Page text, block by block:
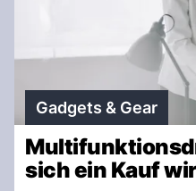
Gadgets & Gear
sich ein Kauf